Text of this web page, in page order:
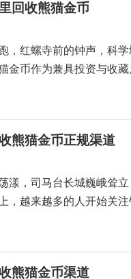
回收熊猫金币
，红螺寺前的钟声，科
币作为兼具投资与收藏
熊猫金币正规渠道
漾，司马台长城巍峨耸
，越来越多的人开始关注
熊猫金币渠道